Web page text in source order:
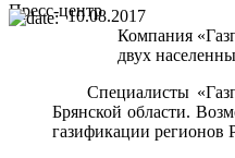
Пресс-центр10.08.2017
Компания
двух
Специалисты
Брянской области.
газификации